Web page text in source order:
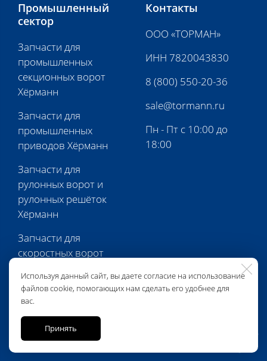
Используя данный сайт, вы даете согласие на использование
файлов cookie, помогающих нам сделать его удобнее для
вас.
Принять
Промышленный
сектор
Запчасти для
промышленных
секционных ворот
Хёрманн
Запчасти для
промышленных
приводов Хёрманн
Запчасти для
рулонных ворот и
рулонных решёток
Хёрманн
Запчасти для
скоростных ворот
Запчасти для
перегрузочной
техники Хёрманн
Контакты
ООО «ТОРМАН»
ИНН 7820043830
8 (800) 550-20-36
sale@tormann.ru
Пн - Пт с 10:00 до
18:00